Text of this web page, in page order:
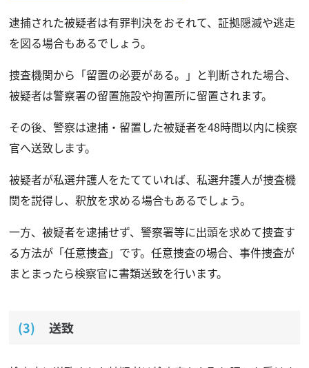
逮捕された被疑者は有罪判決をおそれて、証拠隠滅や逃走
を図る場合もあるでしょう。
捜査機関から「留置の必要がある。」と判断された場合、
被疑者は警察署の留置施設や拘置所に留置されます。
その後、警察は逮捕・留置した被疑者を48時間以内に検察
官へ送致します。
被疑者が私選弁護人をたてていれば、私選弁護人が捜査機
関を説得し、釈放を求める場合もあるでしょう。
一方、被疑者を逮捕せず、警察署等に出頭を求めて捜査す
る方法が「任意捜査」です。任意捜査の場合、事件捜査が
まとまったら検察官に書類送致を行います。
送致